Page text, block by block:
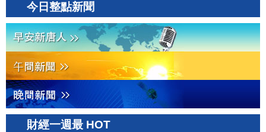
今日整點新聞
財經一週最 HOT